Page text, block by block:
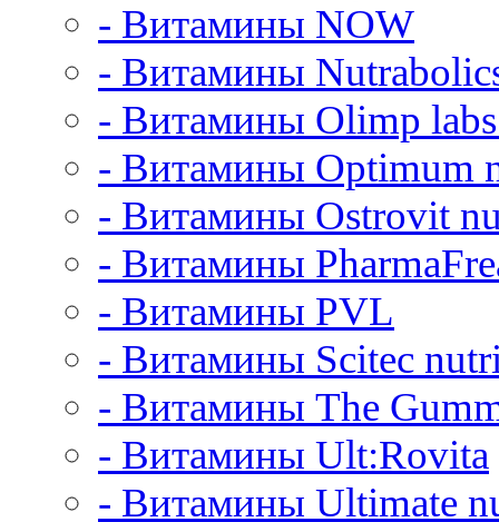
- Витамины NOW
- Витамины
- Витамины Olimp
- Витамины Optimum
- Витамины Ostrovit
- Витамины
- Витамины PVL
- Витамины Scitec
- Витамины The
- Витамины Ult:Rovita
- Витамины Ultimate